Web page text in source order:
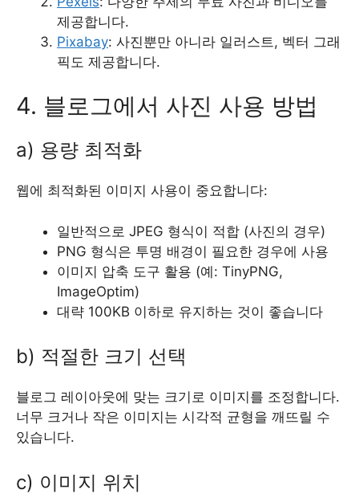
제공합니다.
Pixabay: 사진뿐만 아니라 일러스트, 벡터 그래
픽도 제공합니다.
4. 블로그에서 사진 사용 방법
a) 용량 최적화
웹에 최적화된 이미지 사용이 중요합니다:
일반적으로 JPEG 형식이 적합 (사진의 경우)
PNG 형식은 투명 배경이 필요한 경우에 사용
이미지 압축 도구 활용 (예: TinyPNG,
ImageOptim)
대략 100KB 이하로 유지하는 것이 좋습니다
b) 적절한 크기 선택
블로그 레이아웃에 맞는 크기로 이미지를 조정합니다.
너무 크거나 작은 이미지는 시각적 균형을 깨뜨릴 수
있습니다.
c) 이미지 위치